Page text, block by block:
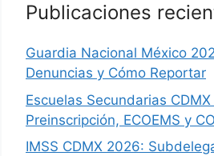
Publicaciones
Guardia Nacional México
Denuncias y Cómo Reportar
Escuelas Secundarias
Preinscripción, ECOEMS y
IMSS CDMX 2026: